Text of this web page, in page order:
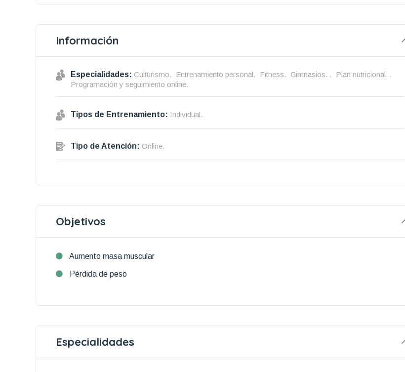
Información
Especialidades: Culturismo. Entrenamiento personal. Fitness. Gimnasios. .
Plan nutricional. .
Programación y seguimiento online.
Tipos de Entrenamiento: Individual.
Tipo de Atención: Online.
Objetivos
Aumento masa muscular
Pérdida de peso
Especialidades